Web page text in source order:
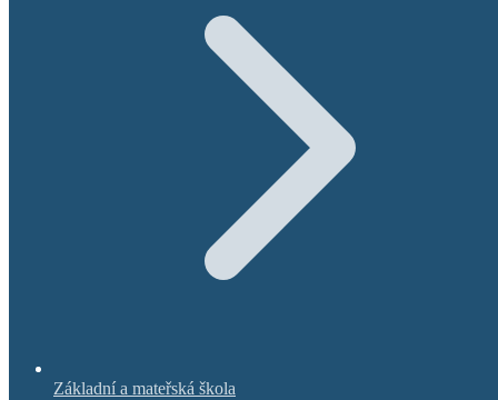
Základní a mateřská škola